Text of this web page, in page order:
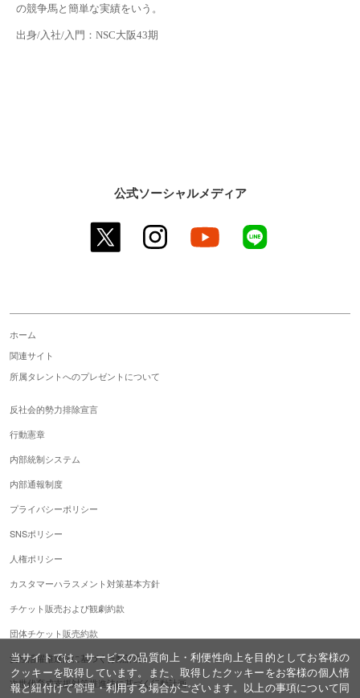
の競争馬と簡単な実績をいう。
出身/入社/入門：NSC大阪43期
公式ソーシャルメディア
twitter instagram youtube
ホーム
関連サイト
所属タレントへのプレゼントについて
反社会的勢力排除宣言
行動憲章
内部統制システム
内部通報制度
プライバシーポリシー
SNSポリシー
人権ポリシー
カスタマーハラスメント対策基本方針
チケット販売および観劇約款
団体チケット販売約款
女性活躍推進法に基づく行動計画
次世代育成支援対策推進法に基づく行動計画
当サイトでは、サービスの品質向上・利便性向上を目的としてお客様の
クッキーを取得しています。また、取得したクッキーをお客様の個人情
報と紐付けて管理・利用する場合がございます。以上の事項について同